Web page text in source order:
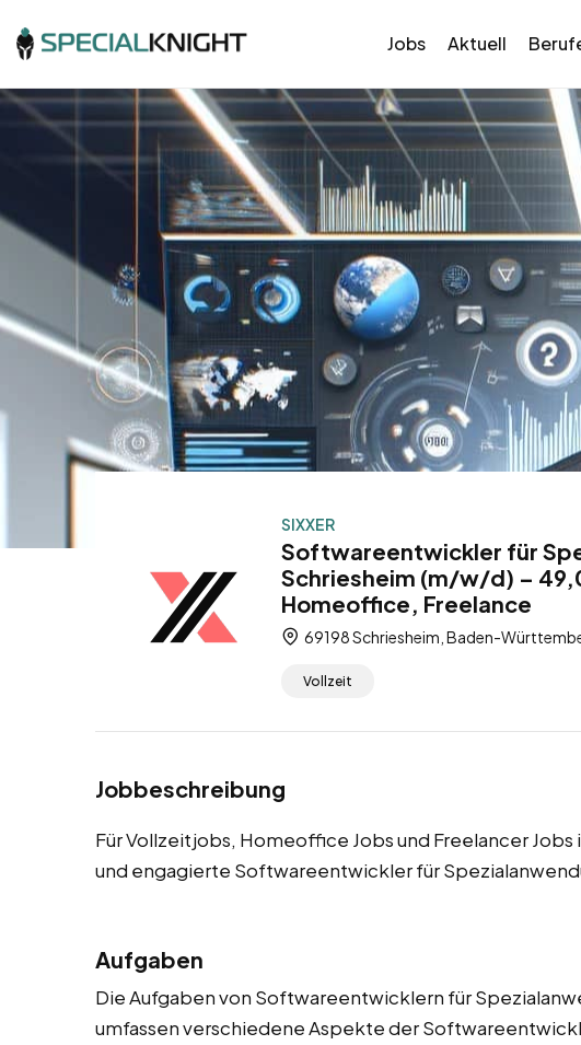
Jobs Aktuell
SIXXER
Softwareentwickler für
Schriesheim (m/w/d) –
Homeoffice, Freelance
69198 Schriesheim, Baden-
Vollzeit
Jobbeschreibung
Für Vollzeitjobs, Homeoffice Jobs und Freelancer
und engagierte Softwareentwickler für
Aufgaben
Die Aufgaben von Softwareentwicklern für
umfassen verschiedene Aspekte der